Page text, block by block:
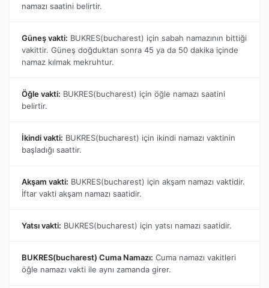
namazı saatini belirtir.
Güneş vakti: BUKRES(bucharest) için sabah namazının bittiği
vakittir. Güneş doğduktan sonra 45 ya da 50 dakika içinde
namaz kılmak mekruhtur.
Öğle vakti: BUKRES(bucharest) için öğle namazı saatini
belirtir.
İkindi vakti: BUKRES(bucharest) için ikindi namazı vaktinin
başladığı saattir.
Akşam vakti: BUKRES(bucharest) için akşam namazı vaktidir.
İftar vakti akşam namazı saatidir.
Yatsı vakti: BUKRES(bucharest) için yatsı namazı saatidir.
BUKRES(bucharest) Cuma Namazı: Cuma namazı vakitleri
öğle namazı vakti ile aynı zamanda girer.